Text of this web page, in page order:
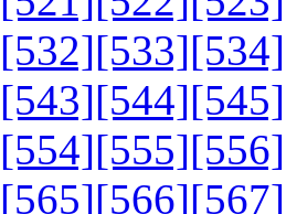
[532][533][534]
[543][544][545]
[554][555][556]
[565][566][567]